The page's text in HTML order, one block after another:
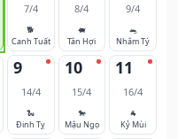
7/4
🐕
Canh Tuất
8/4
🐖
Tân Hợi
9/4
🐀
Nhâm Tý
9
14/4
🐍
Đinh Tỵ
10
15/4
🐎
Mậu Ngọ
11
16/4
🐐
Kỷ Mùi